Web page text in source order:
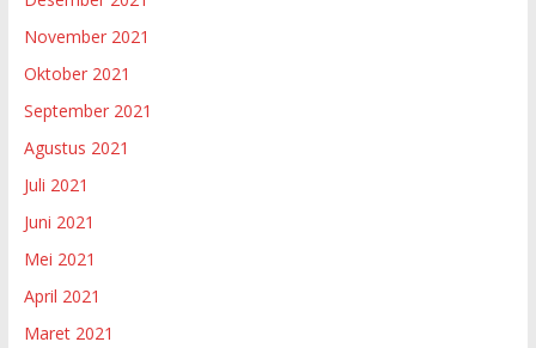
November 2021
Oktober 2021
September 2021
Agustus 2021
Juli 2021
Juni 2021
Mei 2021
April 2021
Maret 2021